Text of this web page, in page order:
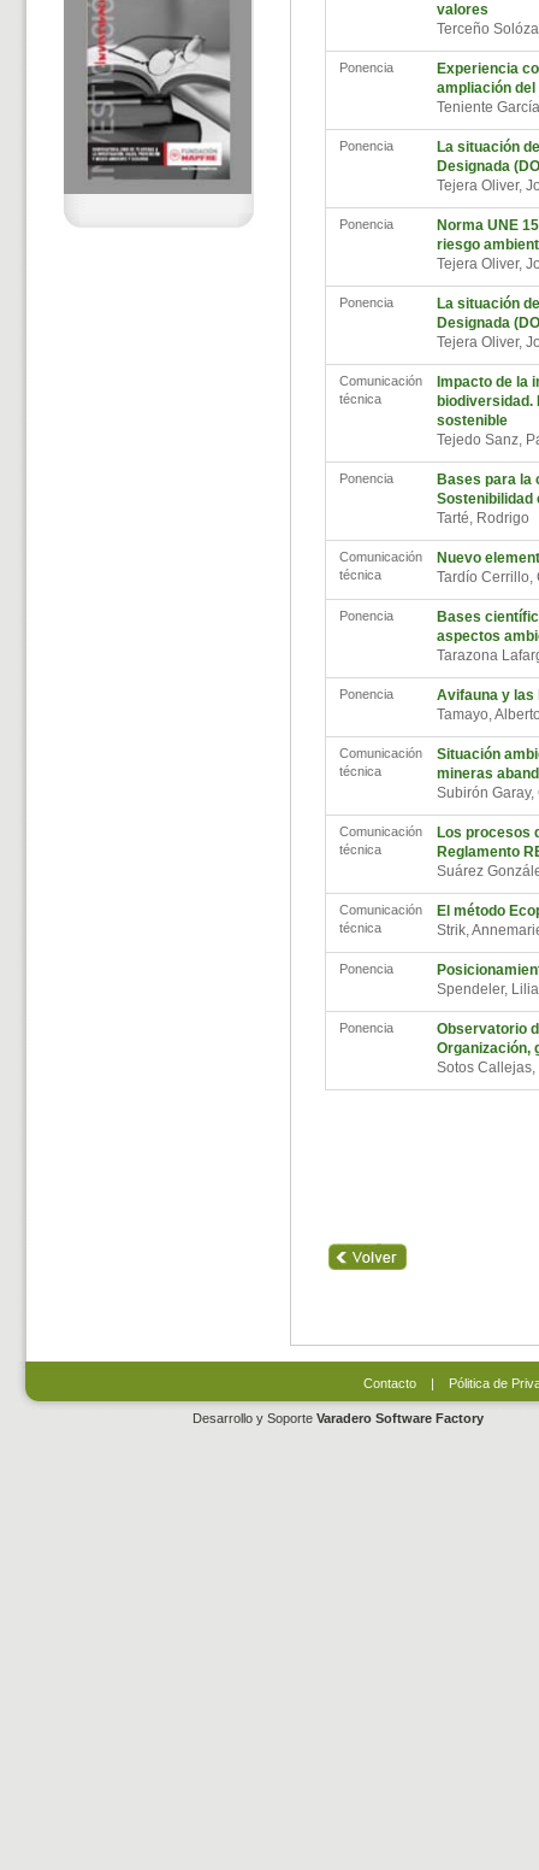
valores
Terceño
Ponencia
Experiencia
ampliación
Teniente
Ponencia
La situación
Designada
Tejera Oliver,
Ponencia
Norma UNE
riesgo
Tejera Oliver,
Ponencia
La situación
Designada
Tejera Oliver,
Comunicación
técnica
Impacto de la
biodiversidad.
sostenible
Tejedo Sanz,
Ponencia
Bases para la
Sostenibilidad
Tarté, Rodrigo
Comunicación
técnica
Nuevo
Tardío
Ponencia
Bases
aspectos
Tarazona
Ponencia
Avifauna y las
Tamayo,
Comunicación
técnica
Situación
mineras
Subirón
Comunicación
técnica
Los procesos
Reglamento
Suárez
Comunicación
técnica
El método
Strik,
Ponencia
Spendeler,
Ponencia
Observatorio
Organización,
Sotos
Contacto| Pólitica de
Desarrollo y Soporte Varadero Software Factory